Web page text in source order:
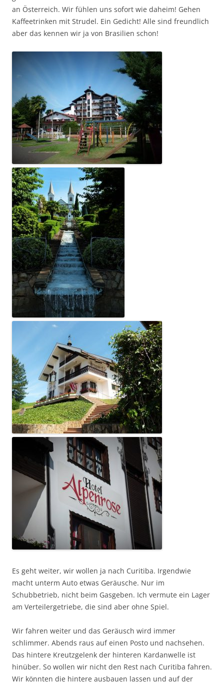
an Österreich. Wir fühlen uns sofort wie daheim! Gehen
Kaffeetrinken mit Strudel. Ein Gedicht! Alle sind freundlich
aber das kennen wir ja von Brasilien schon!
Es geht weiter, wir wollen ja nach Curitiba. Irgendwie
macht unterm Auto etwas Geräusche. Nur im
Schubbetrieb, nicht beim Gasgeben. Ich vermute ein Lager
am Verteilergetriebe, die sind aber ohne Spiel.
Wir fahren weiter und das Geräusch wird immer
schlimmer. Abends raus auf einen Posto und nachsehen.
Das hintere Kreutzgelenk der hinteren Kardanwelle ist
hinüber. So wollen wir nicht den Rest nach Curitiba fahren.
Wir könnten die hintere ausbauen lassen und auf der